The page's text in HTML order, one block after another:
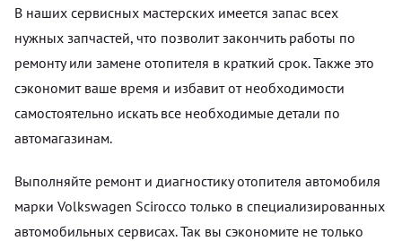
В наших сервисных мастерских имеется запас всех
нужных запчастей, что позволит закончить работы по
ремонту или замене отопителя в краткий срок. Также это
сэкономит ваше время и избавит от необходимости
самостоятельно искать все необходимые детали по
автомагазинам.
Выполняйте ремонт и диагностику отопителя автомобиля
марки Volkswagen Scirocco только в специализированных
автомобильных сервисах. Так вы сэкономите не только